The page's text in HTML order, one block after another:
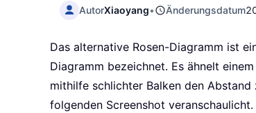
AutorXiaoyang• Änderungsdatum
Das alternative Rosen-Diagramm ist
Diagramm bezeichnet. Es ähnelt
mithilfe schlichter Balken den
folgenden Screenshot